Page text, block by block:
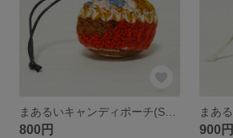
800円 900円